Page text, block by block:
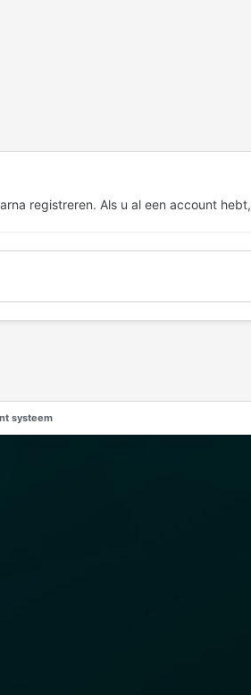
registreren. Als u al een account hebt,
systeem